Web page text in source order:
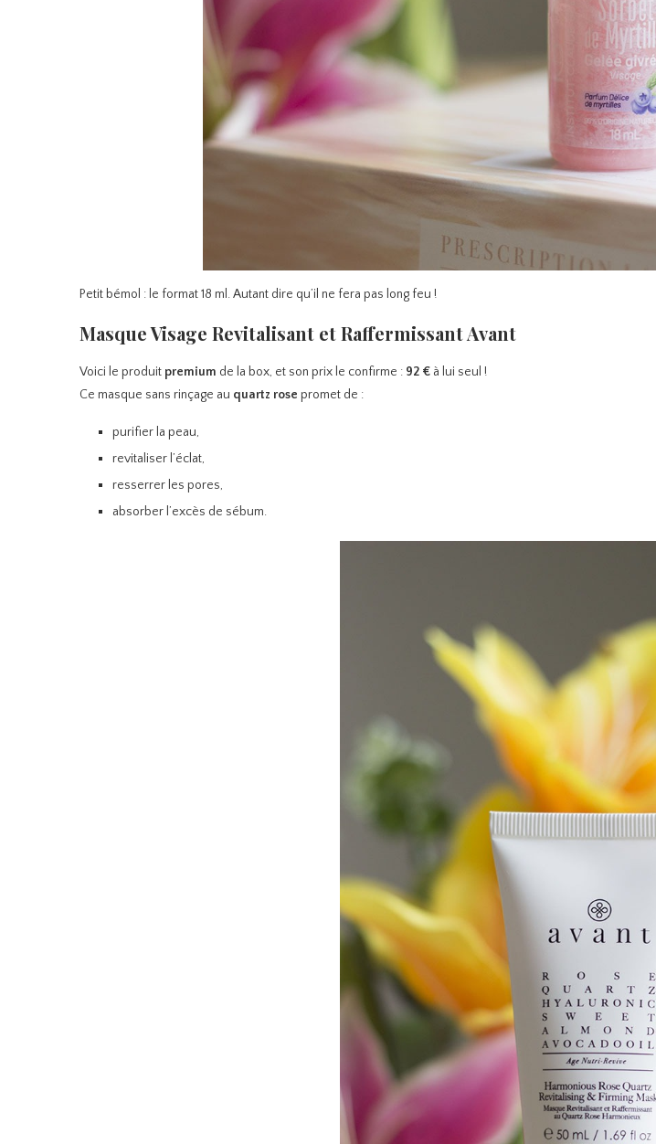
Petit bémol : le format 18 ml. Autant dire qu’il ne fera pas long feu !
Masque Visage Revitalisant et Raffermissant Avant
Voici le produit premium de la box, et son prix le confirme : 92 € à lui seul !
Ce masque sans rinçage au quartz rose promet de :
purifier la peau,
revitaliser l’éclat,
resserrer les pores,
absorber l’excès de sébum.